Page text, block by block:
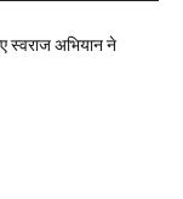
स्वराज अभियान ने